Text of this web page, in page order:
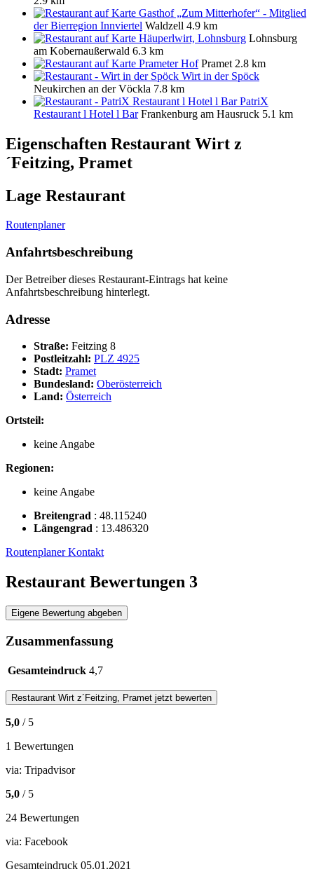
Gasthof „Zum Mitterhofer“ - Mitglied
der Bierregion Innviertel Waldzell 4.9 km
Häuperlwirt, Lohnsburg Lohnsburg
am Kobernaußerwald 6.3 km
Prameter Hof Pramet 2.8 km
Wirt in der Spöck
Neukirchen an der Vöckla 7.8 km
PatriX
Restaurant l Hotel l Bar Frankenburg am Hausruck 5.1 km
Eigenschaften Restaurant Wirt z
´Feitzing, Pramet
Lage Restaurant
Routenplaner
Anfahrtsbeschreibung
Der Betreiber dieses Restaurant-Eintrags hat keine
Anfahrtsbeschreibung hinterlegt.
Adresse
Straße: Feitzing 8
Postleitzahl: PLZ 4925
Stadt: Pramet
Bundesland: Oberösterreich
Land: Österreich
Ortsteil:
keine Angabe
Regionen:
keine Angabe
Breitengrad : 48.115240
Längengrad : 13.486320
RoutenplanerKontakt
Restaurant Bewertungen 3
Eigene Bewertung abgeben
Zusammenfassung
Gesamteindruck 4,7
Restaurant Wirt z´Feitzing, Pramet jetzt bewerten
5,0 / 5
1 Bewertungen
via: Tripadvisor
5,0 / 5
24 Bewertungen
via: Facebook
Gesamteindruck 05.01.2021